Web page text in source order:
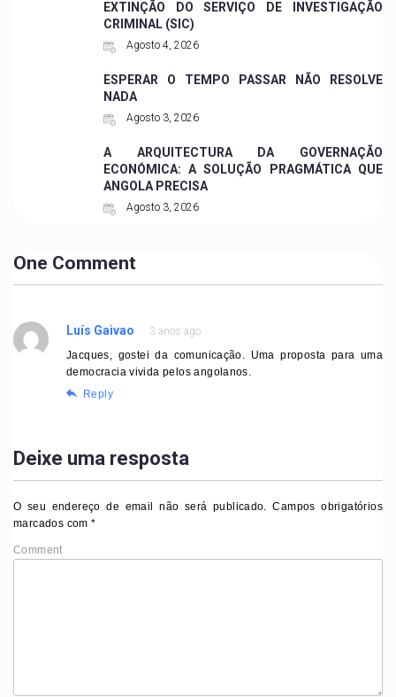
EXTINÇÃO DO SERVIÇO DE INVESTIGAÇÃO
CRIMINAL (SIC)
Agosto 4, 2026
ESPERAR O TEMPO PASSAR NÃO RESOLVE
NADA
Agosto 3, 2026
A ARQUITECTURA DA GOVERNAÇÃO
ECONÓMICA: A SOLUÇÃO PRAGMÁTICA QUE
ANGOLA PRECISA
Agosto 3, 2026
One Comment
Luís Gaivao
3 anos ago
Jacques, gostei da comunicação. Uma proposta para uma
democracia vivida pelos angolanos.
Reply
Deixe uma resposta
O seu endereço de email não será publicado.
Campos obrigatórios
marcados com*
Comment